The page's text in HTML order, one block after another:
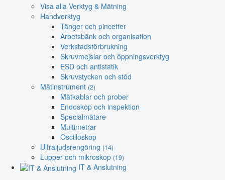
Visa alla Verktyg & Mätning
Handverktyg
Tänger och pincetter
Arbetsbänk och organisation
Verkstadsförbrukning
Skruvmejslar och öppningsverktyg
ESD och antistatik
Skruvstycken och stöd
Mätinstrument (2)
Mätkablar och prober
Endoskop och inspektion
Specialmätare
Multimetrar
Oscilloskop
Ultraljudsrengöring (14)
Lupper och mikroskop (19)
IT & Anslutning